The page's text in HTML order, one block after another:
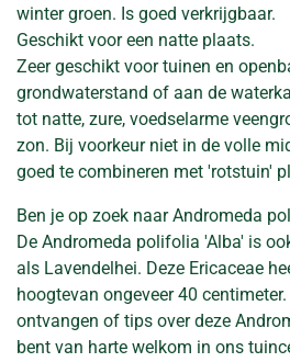
winter groen. Is goed verkrijgbaar.
Geschikt voor een natte plaats.
Zeer geschikt voor tuinen en
grondwaterstand of aan de
tot natte, zure, voedselarme
zon. Bij voorkeur niet in de volle
goed te combineren met 'rotstuin'
Ben je op zoek naar Andromeda
De Andromeda polifolia 'Alba' is
als Lavendelhei. Deze Ericaceae
hoogtevan ongeveer 40
ontvangen of tips over deze
bent van harte welkom in ons